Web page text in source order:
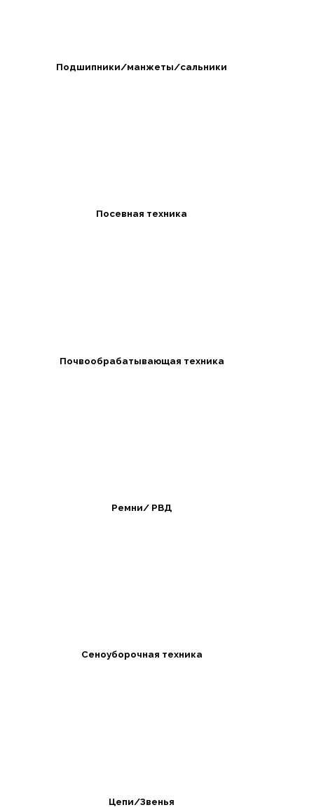
Подшипники/манжеты/сальники
Посевная техника
Почвообрабатывающая техника
Ремни/ РВД
Сеноуборочная техника
Цепи/Звенья